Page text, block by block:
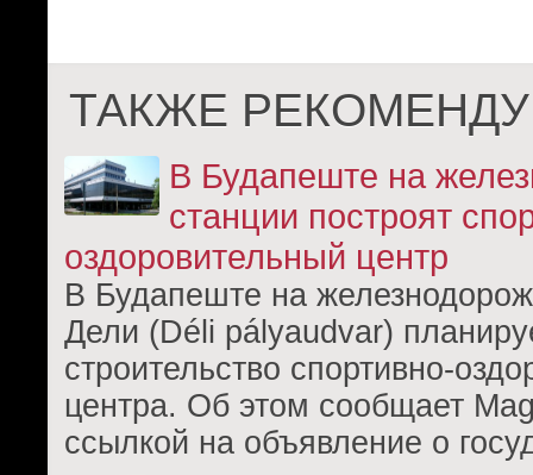
ТАКЖЕ
В Будапеште на
станции построят
оздоровительный центр
В Будапеште на
Дели (Déli pályaudvar)
строительство спортивно-
центра. Об этом сообщает
ссылкой на объявление о